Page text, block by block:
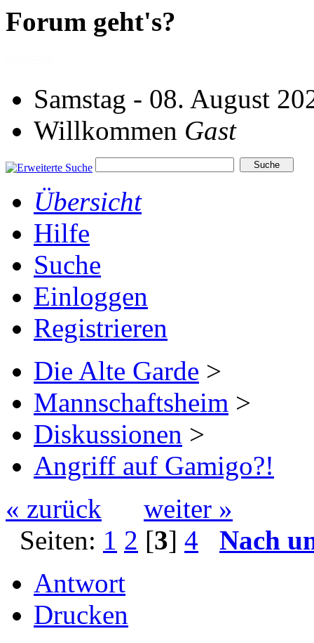
Forum geht's?
Samstag - 08. August
Willkommen Gast
Übersicht
Hilfe
Suche
Einloggen
Registrieren
Die Alte Garde >
Mannschaftsheim >
Diskussionen >
Angriff auf Gamigo?!
« zurück
weiter »
Seiten: 1 2 [3] 4
Nach
Antwort
Drucken